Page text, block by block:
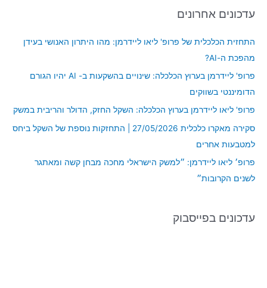
r
:
עדכונים אחרונים
התחזית הכלכלית של פרופ' ליאו ליידרמן: מהו היתרון האנושי בעידן
מהפכת ה-AI?
פרופ' ליידרמן בערוץ הכלכלה: שינויים בהשקעות ב- AI יהיו הגורם
הדומיננטי בשווקים
פרופ' ליאו ליידרמן בערוץ הכלכלה: השקל החזק, הדולר והריבית במשק
סקירה מאקרו כלכלית 27/05/2026 | התחזקות נוספת של השקל ביחס
למטבעות אחרים
פרופ׳ ליאו ליידרמן: ״למשק הישראלי מחכה מבחן קשה ומאתגר
לשנים הקרובות״
עדכונים בפייסבוק